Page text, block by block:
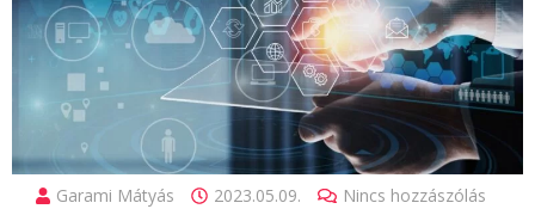
Garami Mátyás 2023.05.09.
Nincs hozzászólás